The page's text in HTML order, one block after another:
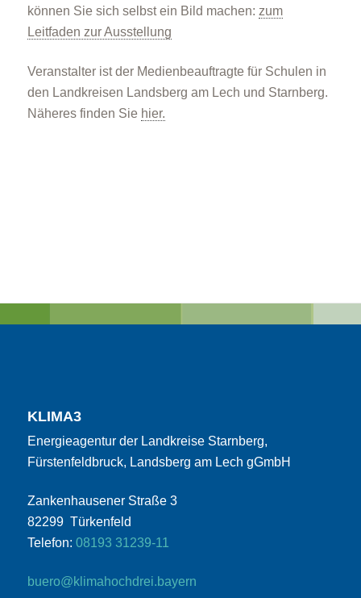
können Sie sich selbst ein Bild machen: zum
Leitfaden zur Ausstellung
Veranstalter ist der Medienbeauftragte für Schulen in
den Landkreisen Landsberg am Lech und Starnberg.
Näheres finden Sie hier.
KLIMA3
Energieagentur der Landkreise Starnberg,
Fürstenfeldbruck, Landsberg am Lech gGmbH
Zankenhausener Straße 3
82299 Türkenfeld
Telefon: 08193 31239-11
buero@klimahochdrei.bayern